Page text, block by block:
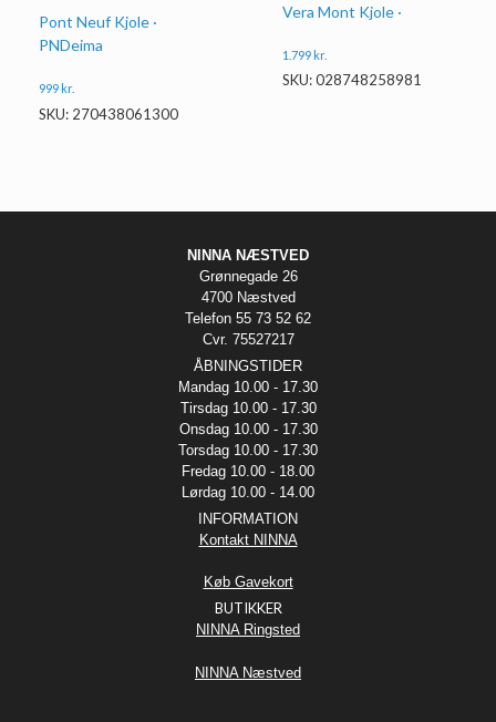
Pont Neuf Kjole ·
PNDeima
999kr.
SKU: 270438061300
Vera Mont Kjole ·
1.799kr.
SKU: 028748258981
NINNA NÆSTVED
Grønnegade 26
4700 Næstved
Telefon 55 73 52 62
Cvr. 75527217
ÅBNINGSTIDER
Mandag 10.00 - 17.30
Tirsdag 10.00 - 17.30
Onsdag 10.00 - 17.30
Torsdag 10.00 - 17.30
Fredag 10.00 - 18.00
Lørdag 10.00 - 14.00
INFORMATION
Kontakt NINNA
Køb Gavekort
BUTIKKER
NINNA Ringsted
NINNA Næstved